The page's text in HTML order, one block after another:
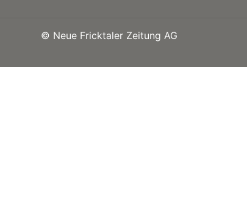
© Neue Fricktaler Zeitung AG